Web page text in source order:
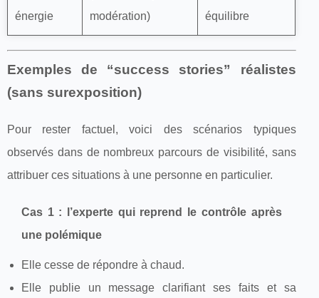
énergie
modération)
équilibre
Exemples de “success stories” réalistes
(sans surexposition)
Pour rester factuel, voici des scénarios typiques
observés dans de nombreux parcours de visibilité, sans
attribuer ces situations à une personne en particulier.
Cas 1 : l’experte qui reprend le contrôle après
une polémique
Elle cesse de répondre à chaud.
Elle publie un message clarifiant ses faits et sa